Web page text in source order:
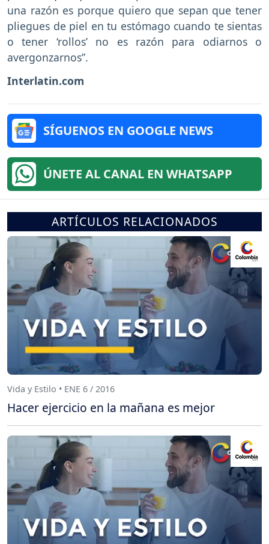
una razón es porque quiero que sepan que tener
pliegues de piel en tu estómago cuando te sientas
o tener ‘rollos’ no es razón para odiarnos o
avergonzarnos”.
Interlatin.com
SÍGUENOS EN GOOGLE NEWS
ÚNETE AL CANAL EN WHATSAPP
ARTÍCULOS RELACIONADOS
Vida y Estilo • ENE 6 / 2016
Hacer ejercicio en la mañana es mejor